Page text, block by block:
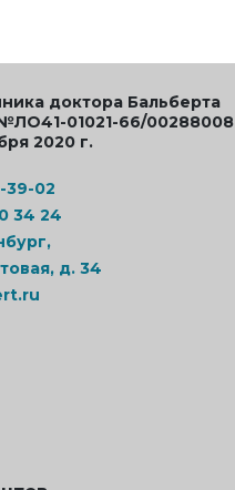
доктора Бальберта
01021-66/00288008
2020 г.
39-02
34 24
д. 34